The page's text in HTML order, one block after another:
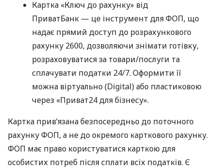
Картка «Ключ до рахунку» від
ПриватБанк — це інструмент для ФОП, що
надає прямий доступ до розрахункового
рахунку 2600, дозволяючи знімати готівку,
розраховуватися за товари/послуги та
сплачувати податки 24/7. Оформити її
можна віртуально (Digital) або пластиковою
через «Приват24 для бізнесу».
Картка прив’язана безпосередньо до поточного
рахунку ФОП, а не до окремого карткового рахунку.
ФОП має право користуватися карткою для
особистих потреб після сплати всіх податків. Є